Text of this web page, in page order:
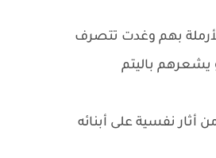
بهم وغدت تتصرف
يشعرهم باليتم
نفسية على أبنائه